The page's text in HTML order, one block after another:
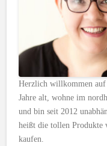
Herzlich willkommen auf
Jahre alt, wohne im
und bin seit 2012
heißt die tollen
kaufen.